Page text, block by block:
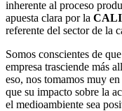
inherente al proceso
apuesta clara por la
referente del sector de la
Somos conscientes de
empresa trasciende más
eso, nos tomamos muy
que su impacto sobre la
el medioambiente sea